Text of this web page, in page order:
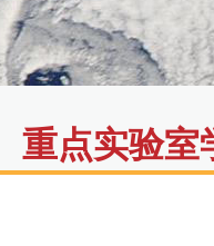
重点实验室